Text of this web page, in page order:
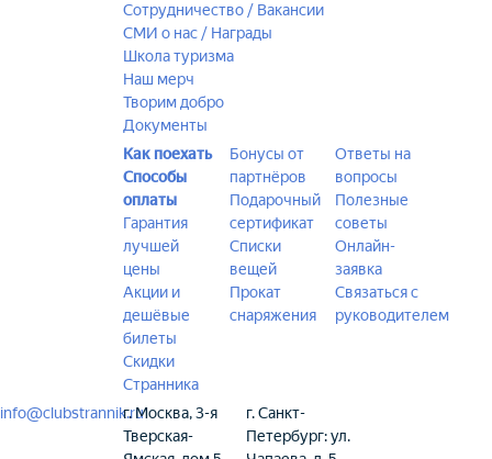
Сотрудничество / Вакансии
СМИ о нас / Награды
Школа туризма
Наш мерч
Творим добро
Документы
Как поехать
Способы
оплаты
Гарантия
лучшей
цены
Акции и
дешёвые
билеты
Скидки
Странника
Бонусы от
партнёров
Подарочный
сертификат
Списки
вещей
Прокат
снаряжения
Ответы на
вопросы
Полезные
советы
Онлайн-
заявка
Связаться с
руководителем
info@clubstrannik.ruг. Москва, 3-я
Тверская-
г. Санкт-
Петербург: ул.